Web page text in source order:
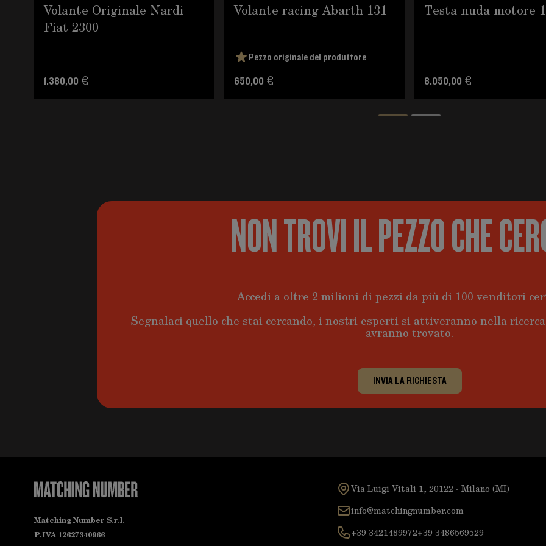
Volante Originale Nardi
Fiat 2300
1.380,00 €
Volante racing Abarth 131
Pezzo originale del produttore
650,00 €
Testa nuda motore
8.050,00 €
NON TROVI IL PEZZO CHE
Accedi a oltre 2 milioni di pezzi da più di 100 venditori
Segnalaci quello che stai cercando, i nostri esperti si attiveranno nella
avranno trovato.
INVIA LA RICHIESTA
Matching Number S.r.l.
P.IVA 12627340966
Via Luigi Vitali 1, 20122 - Milano (MI)
info@matchingnumber.com
+39 3421489972+39 3486569529